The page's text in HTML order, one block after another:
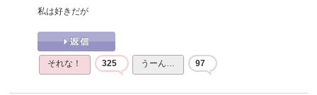
私は好きだが
それな！ 325 うーん… 97